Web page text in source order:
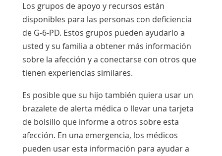
Los grupos de apoyo y recursos están
disponibles para las personas con deficiencia
de G-6-PD. Estos grupos pueden ayudarlo a
usted y su familia a obtener más información
sobre la afección y a conectarse con otros que
tienen experiencias similares.
Es posible que su hijo también quiera usar un
brazalete de alerta médica o llevar una tarjeta
de bolsillo que informe a otros sobre esta
afección. En una emergencia, los médicos
pueden usar esta información para ayudar a